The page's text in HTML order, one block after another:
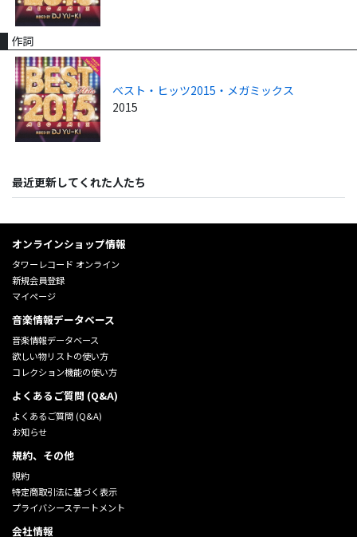
作詞
ベスト・ヒッツ2015・メガミックス
2015
最近更新してくれた人たち
オンラインショップ情報
タワーレコード オンライン
新規会員登録
マイページ
音楽情報データベース
音楽情報データベース
欲しい物リストの使い方
コレクション機能の使い方
よくあるご質問 (Q&A)
よくあるご質問 (Q&A)
お知らせ
規約、その他
規約
特定商取引法に基づく表示
プライバシーステートメント
会社情報